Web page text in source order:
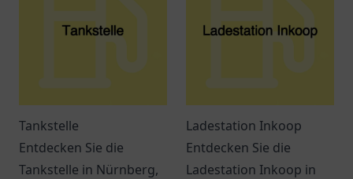
Tankstelle
Entdecken Sie die
Tankstelle in Nürnberg,
Ladestation Inkoop
Entdecken Sie die
Ladestation Inkoop in